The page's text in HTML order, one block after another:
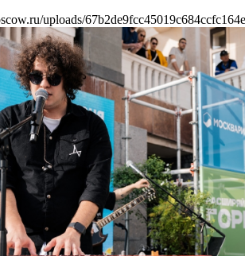
uploads/